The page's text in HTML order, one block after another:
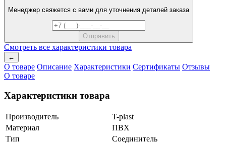
Менеджер свяжется с вами для уточнения деталей заказа
Смотреть все характеристики товара
←
О товаре Описание Характеристики Сертификаты Отзывы
О товаре
Характеристики товара
Производитель
T-plast
Материал
ПВХ
Тип
Соединитель